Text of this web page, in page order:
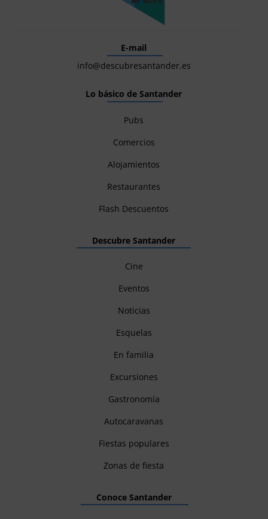
E-mail
info@descubresantander.es
Lo básico de Santander
Pubs
Comercios
Alojamientos
Restaurantes
Flash Descuentos
Descubre Santander
Cine
Eventos
Noticias
Esquelas
En familia
Excursiones
Gastronomía
Autocaravanas
Fiestas populares
Zonas de fiesta
Conoce Santander